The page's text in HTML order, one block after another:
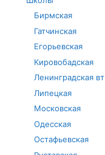
Бирмская
Гатчинская
Егорьевская
Кировобадская
Ленинградская вт
Липецкая
Московская
Одесская
Остафьевская